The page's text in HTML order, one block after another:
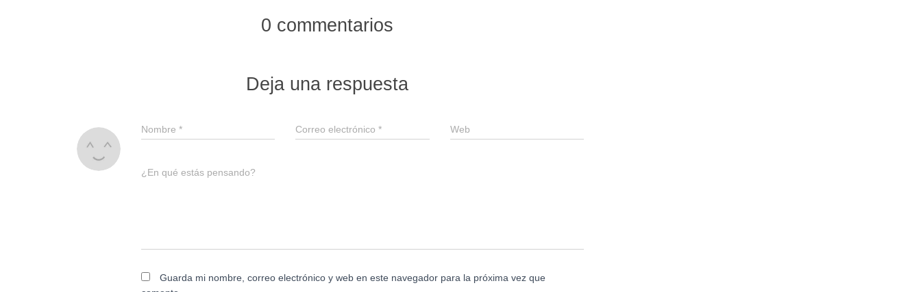
0 commentarios
Deja una respuesta
Nombre * Correo electrónico* Web
¿En qué estás pensando?
Guarda mi nombre, correo electrónico y web en este navegador para la próxima vez que